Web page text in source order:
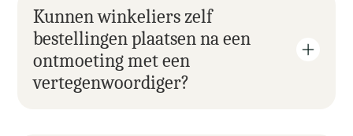
Kunnen winkeliers zelf
bestellingen plaatsen na een
ontmoeting met een
vertegenwoordiger?